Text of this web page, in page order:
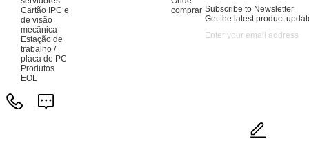
Cartão IPC e
de visão
mecânica
Estação de
trabalho /
placa de PC
Produtos
EOL
comprar Subscribe to Newsletter
Get the latest product